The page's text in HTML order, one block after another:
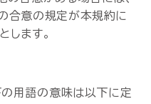
合意の規定が本規約に
します。
用語の意味は以下に定